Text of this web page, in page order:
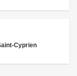
Cyprien